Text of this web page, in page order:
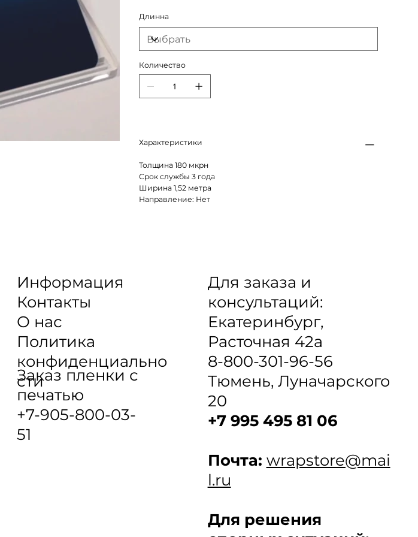
Длинна
Количество
Характеристики
Толщина 180 мкрн
Срок службы 3 года
Ширина 1,52 метра
Направление: Нет
Информация
Контакты
О нас
Политика
конфиденциально
сти
Заказ пленки с
печатью
+7-905-800-03-
51
Для заказа и
консультаций:
Екатеринбург,
Расточная 42а
8-800-301-96-56
Тюмень, Луначарского
20
+7 995 495 81 06
Почта: wrapstore@mai
l.ru
Для решения